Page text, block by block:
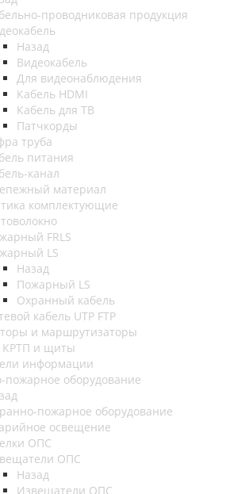
проводниковая продукция
Назад
Видеокабель
Для видеонаблюдения
Кабель HDMI
Кабель для ТВ
Патчкорды
труба
питания
канал
материал
комплектующие
FRLS
LS
Назад
Пожарный LS
Охранный кабель
кабель UTP FTP
и маршрутизаторы
КРТП и щиты
информации
пожарное оборудование
пожарное оборудование
освещение
ОПС
ОПС
Назад
Извещатели ОПС